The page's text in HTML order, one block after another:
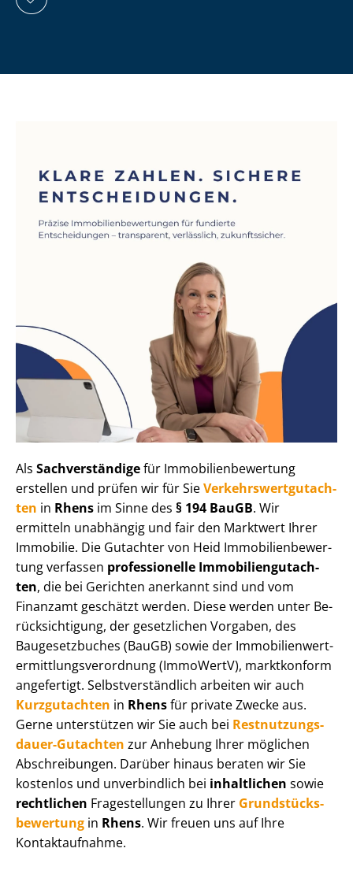
Als Sachverständigefür Im­mo­bi­li­en­be­wer­tung
erstellen und prüfen wir für SieVer­kehrs­wert­gut­ach­
ten in Rhens im Sinne des § 194 BauGB. Wir
ermitteln unabhängig und fair den Marktwert Ihrer
Immobilie. Die Gutachter von Heid Im­mo­bi­li­en­be­wer­
tung verfassen professionelle Im­mo­bi­li­en­gut­ach­
ten, die bei Gerichten anerkannt sind und vom
Finanzamt geschätzt werden. Diese werden unter Be­
rück­sich­ti­gung, der gesetzlichen Vorgaben, des
Baugesetzbuches (BauGB) sowie der Im­mo­bi­li­en­wert­
ermitt­lungs­ver­ord­nung (ImmoWertV), marktkonform
angefertigt. Selbst­ver­ständ­lich arbeiten wir auch
Kurzgutachten in Rhensfür private Zwecke aus.
Gerne unterstützen wir Sie auch bei Rest­nut­zungs­
dau­er-Gutachten zur Anhebung Ihrer möglichen
Abschreibungen. Darüber hinaus beraten wir Sie
kostenlos und unverbindlich bei inhaltlichen sowie
rechtlichen Fragestellungen zu Ihrer Grund­stücks­
be­wer­tung in Rhens. Wir freuen uns auf Ihre
Kontaktaufnahme.